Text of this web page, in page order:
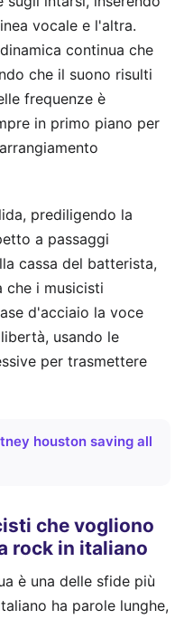
vocale e l'altra.
continua che
che il suono risulti
frequenze è
in primo piano per
prediligendo la
a passaggi
cassa del batterista,
che i musicisti
d'acciaio la voce
usando le
per trasmettere
houston saving all
che vogliono
rock in italiano
è una delle sfide più
ha parole lunghe,